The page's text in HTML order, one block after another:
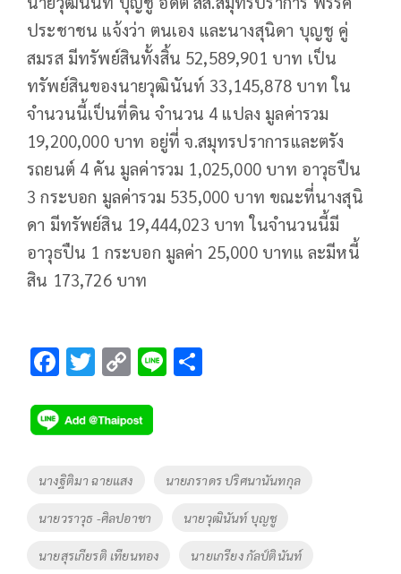
ประชาชน แจ้งว่า ตนเอง และนางสุนิดา บุญชู คู่
สมรส มีทรัพย์สินทั้งสิ้น 52,589,901 บาท เป็น
ทรัพย์สินของนายวุฒินันท์ 33,145,878 บาท ใน
จำนวนนี้เป็นที่ดิน จำนวน 4 แปลง มูลค่ารวม
19,200,000 บาท อยู่ที่ จ.สมุทรปราการและตรัง
รถยนต์ 4 คัน มูลค่ารวม 1,025,000 บาท อาวุธปืน
3 กระบอก มูลค่ารวม 535,000 บาท ขณะที่นางสุนิ
ดา มีทรัพย์สิน 19,444,023 บาท ในจำนวนนี้มี
อาวุธปืน 1 กระบอก มูลค่า 25,000 บาทแ ละมีหนี้
สิน 173,726 บาท
F
e
b
o
k
T
tt
er
C
p
y
Li
k
Li
Tags
นางฐิติมา ฉายแสง นายภราดร ปริศนานันทกุล
นายวราวุธ -ศิลปอาชา นายวุฒินันท์ บุญชู
นายสุรเกียรติ เทียนทอง นายเกรียง กัลป์ตินันท์